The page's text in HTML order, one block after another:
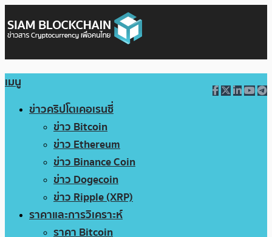
เมนู
ข่าวคริปโตเคอเรนซี่
ข่าว Bitcoin
ข่าว Ethereum
ข่าว Binance Coin
ข่าว Dogecoin
ข่าว Ripple (XRP)
ราคาและการวิเคราะห์
ราคา Bitcoin